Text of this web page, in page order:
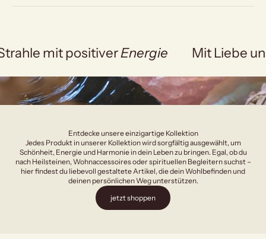
mit positiverEnergie Mit Liebe
Entdecke unsere einzigartige Kollektion
Jedes Produkt in unserer Kollektion wird sorgfältig ausgewählt, um
Schönheit, Energie und Harmonie in dein Leben zu bringen. Egal, ob du
nach Heilsteinen, Wohnaccessoires oder spirituellen Begleitern suchst –
hier findest du liebevoll gestaltete Artikel, die dein Wohlbefinden und
deinen persönlichen Weg unterstützen.
jetzt shoppen